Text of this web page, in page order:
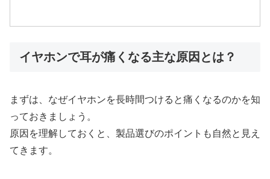
イヤホンで耳が痛くなる主な原因とは？
まずは、なぜイヤホンを長時間つけると痛くなるのかを知
っておきましょう。
原因を理解しておくと、製品選びのポイントも自然と見え
てきます。